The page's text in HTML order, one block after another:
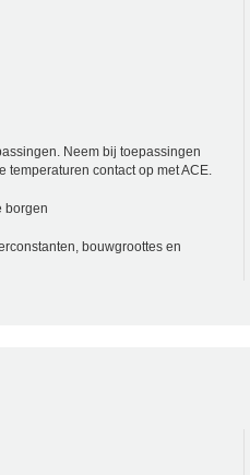
Neem bij toepassingen
contact op met ACE.
borgen
bouwgroottes en